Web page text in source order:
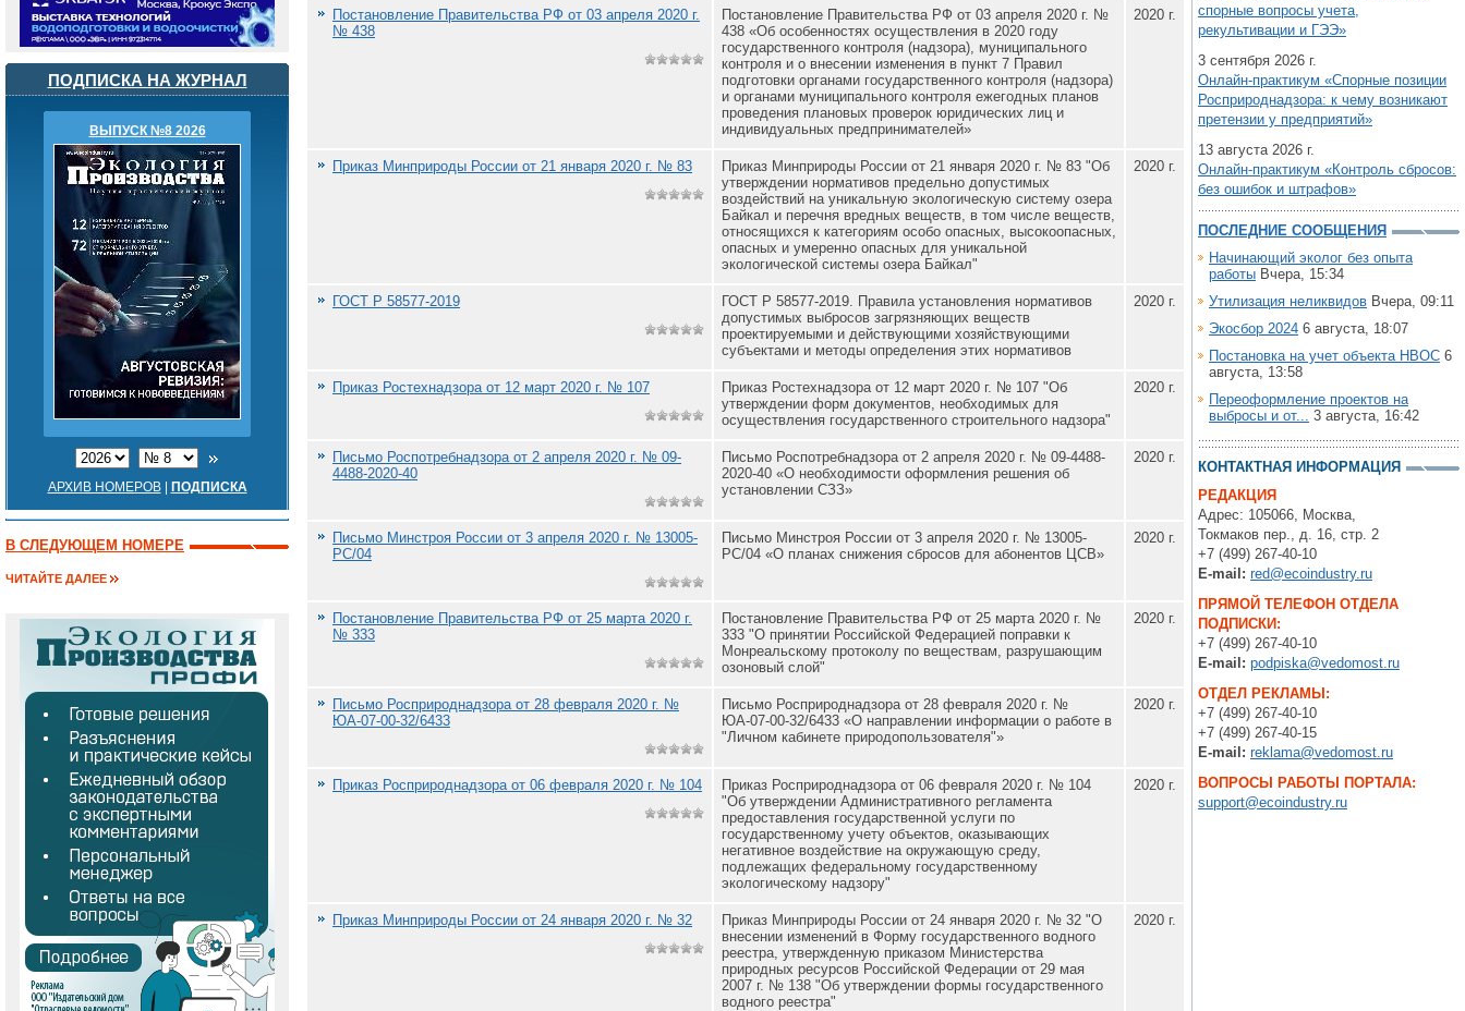
ПОДПИСКА НА ЖУРНАЛ
ВЫПУСК №8 2026
АРХИВ НОМЕРОВ| ПОДПИСКА
В СЛЕДУЮЩЕМ НОМЕРЕ
ЧИТАЙТЕ ДАЛЕЕ
Постановление Правительства РФ от 03 апреля 2020 г.
№ 438
Постановление Правительства РФ от 03 апреля 2020 г. №
438 «Об особенностях осуществления в 2020 году
государственного контроля (надзора), муниципального
контроля и о внесении изменения в пункт 7 Правил
подготовки органами государственного контроля (надзора)
и органами муниципального контроля ежегодных планов
проведения плановых проверок юридических лиц и
индивидуальных предпринимателей»
2020 г.
Приказ Минприроды России от 21 января 2020 г. № 83
Приказ Минприроды России от 21 января 2020 г. № 83 "Об
утверждении нормативов предельно допустимых
воздействий на уникальную экологическую систему озера
Байкал и перечня вредных веществ, в том числе веществ,
относящихся к категориям особо опасных, высокоопасных,
опасных и умеренно опасных для уникальной
экологической системы озера Байкал"
2020 г.
ГОСТ Р 58577-2019
ГОСТ Р 58577-2019. Правила установления нормативов
допустимых выбросов загрязняющих веществ
проектируемыми и действующими хозяйствующими
субъектами и методы определения этих нормативов
2020 г.
Приказ Ростехнадзора от 12 март 2020 г. № 107
Приказ Ростехнадзора от 12 март 2020 г. № 107 "Об
утверждении форм документов, необходимых для
осуществления государственного строительного надзора"
2020 г.
Письмо Роспотребнадзора от 2 апреля 2020 г. № 09-
4488-2020-40
Письмо Роспотребнадзора от 2 апреля 2020 г. № 09-4488-
2020-40 «О необходимости оформления решения об
установлении СЗЗ»
2020 г.
Письмо Минстроя России от 3 апреля 2020 г. № 13005-
РС/04
Письмо Минстроя России от 3 апреля 2020 г. № 13005-
РС/04 «О планах снижения сбросов для абонентов ЦСВ»
2020 г.
Постановление Правительства РФ от 25 марта 2020 г.
№ 333
Постановление Правительства РФ от 25 марта 2020 г. №
333 "О принятии Российской Федерацией поправки к
Монреальскому протоколу по веществам, разрушающим
озоновый слой"
2020 г.
Письмо Росприроднадзора от 28 февраля 2020 г. №
ЮА-07-00-32/6433
Письмо Росприроднадзора от 28 февраля 2020 г. №
ЮА-07-00-32/6433 «О направлении информации о работе в
"Личном кабинете природопользователя"»
2020 г.
Приказ Росприроднадзора от 06 февраля 2020 г. № 104
Приказ Росприроднадзора от 06 февраля 2020 г. № 104
"Об утверждении Административного регламента
предоставления государственной услуги по
государственному учету объектов, оказывающих
негативное воздействие на окружающую среду,
подлежащих федеральному государственному
экологическому надзору"
2020 г.
Приказ Минприроды России от 24 января 2020 г. № 32
Приказ Минприроды России от 24 января 2020 г. № 32 "О
внесении изменений в Форму государственного водного
реестра, утвержденную приказом Министерства
природных ресурсов Российской Федерации от 29 мая
2007 г. № 138 "Об утверждении формы государственного
водного реестра"
2020 г.
спорные вопросы учета,
рекультивации и ГЭЭ»
3 сентября 2026 г.
Онлайн-практикум «Спорные позиции
Росприроднадзора: к чему возникают
претензии у предприятий»
13 августа 2026 г.
Онлайн-практикум «Контроль сбросов:
без ошибок и штрафов»
ПОСЛЕДНИЕ СООБЩЕНИЯ
Начинающий эколог без опыта
работы Вчера, 15:34
Утилизация неликвидов Вчера, 09:11
Экосбор 2024 6 августа, 18:07
Постановка на учет объекта НВОС 6
августа, 13:58
Переоформление проектов на
выбросы и от... 3 августа, 16:42
КОНТАКТНАЯ ИНФОРМАЦИЯ
РЕДАКЦИЯ
Адрес: 105066, Москва,
Токмаков пер., д. 16, стр. 2
+7 (499) 267-40-10
E-mail: red@ecoindustry.ru
ПРЯМОЙ ТЕЛЕФОН ОТДЕЛА
ПОДПИСКИ:
+7 (499) 267-40-10
E-mail: podpiska@vedomost.ru
ОТДЕЛ РЕКЛАМЫ:
+7 (499) 267-40-10
+7 (499) 267-40-15
E-mail: reklama@vedomost.ru
ВОПРОСЫ РАБОТЫ ПОРТАЛА:
support@ecoindustry.ru